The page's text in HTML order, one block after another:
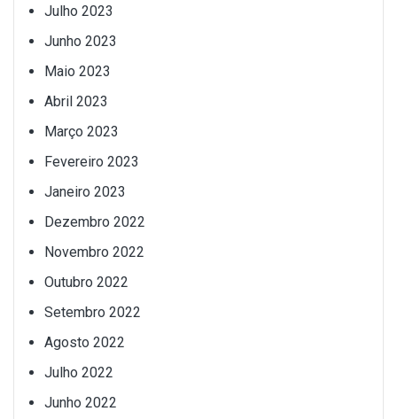
Julho 2023
Junho 2023
Maio 2023
Abril 2023
Março 2023
Fevereiro 2023
Janeiro 2023
Dezembro 2022
Novembro 2022
Outubro 2022
Setembro 2022
Agosto 2022
Julho 2022
Junho 2022